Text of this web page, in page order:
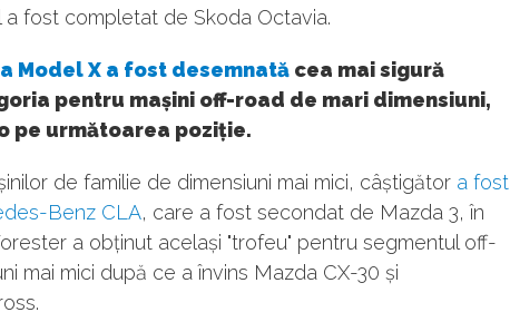
a fost completat de Skoda Octavia.
Model X a fost desemnată cea mai sigură
pentru mașini off-road de mari dimensiuni,
pe următoarea poziție.
de familie de dimensiuni mai mici, câștigător a fost
Benz CLA, care a fost secondat de Mazda 3, în
a obținut același "trofeu" pentru segmentul off-
mai mici după ce a învins Mazda CX-30 și